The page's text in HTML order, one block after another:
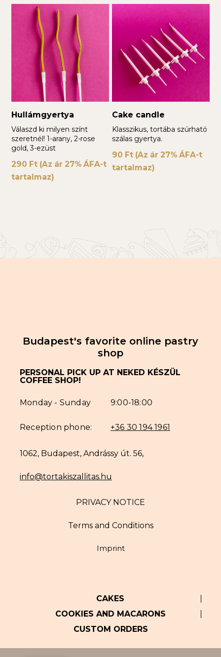
Hullámgyertya
Válaszd ki milyen színt
szeretnél! 1-arany, 2-rose
gold, 3-ezüst
290 Ft (Az ár 27% ÁFA-t
tartalmaz)
Cake candle
Klasszikus, tortába szúrható
szálas gyertya.
90 Ft (Az ár 27% ÁFA-t
tartalmaz)
Budapest's favorite online pastry
shop
PERSONAL PICK UP AT NEKED KÉSZÜL
COFFEE SHOP!
Monday - Sunday 9:00-18:00
Reception phone: +36 30 194 1961
1062, Budapest, Andrássy út. 56,
info@tortakiszallitas.hu
PRIVACY NOTICE
Terms and Conditions
Imprint
CAKES
COOKIES AND MACARONS
CUSTOM ORDERS